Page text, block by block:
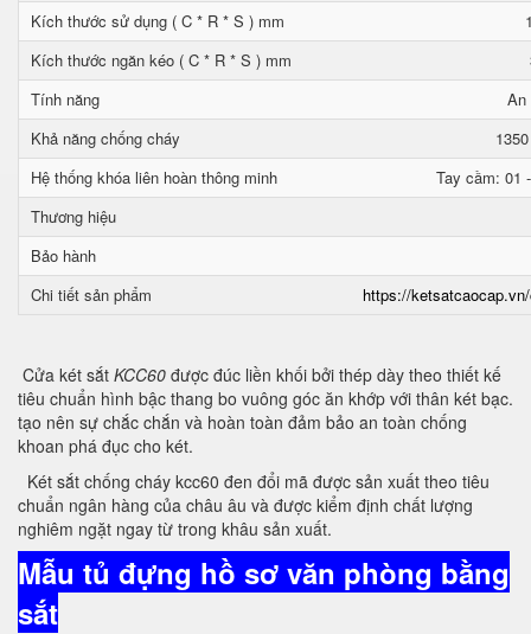
Kích thước sử dụng ( C * R * S ) mm
Kích thước ngăn kéo ( C * R * S ) mm
Tính năng
An
Khả năng chống cháy
Hệ thống khóa liên hoàn thông minh
Tay cầm: 01
Thương hiệu
Bảo hành
Chi tiết sản phẩm
https://
Cửa két sắt KCC60 được đúc liền khối bởi thép dày theo thiết kế
tiêu chuẩn hình bậc thang bo vuông góc ăn khớp với thân két bạc.
tạo nên sự chắc chắn và hoàn toàn đảm bảo an toàn chống
khoan phá đục cho két.
Két sắt chống cháy kcc60 đen đổi mã được sản xuất theo tiêu
chuẩn ngân hàng của châu âu và được kiểm định chất lượng
nghiêm ngặt ngay từ trong khâu sản xuất.
Mẫu tủ đựng hồ sơ văn phòng bằng
sắt